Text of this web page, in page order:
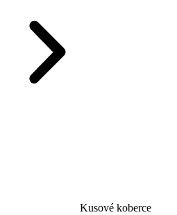
Kusové koberce